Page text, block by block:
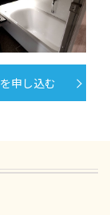
申し込む